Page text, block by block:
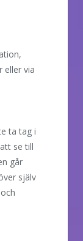
eller via
ta tag i
se till
går
själv